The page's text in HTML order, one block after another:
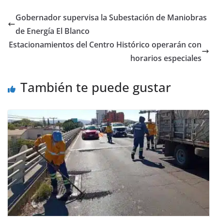
e
b
o
er l s
p
y
n
gr
m
e
Gobernador supervisa la Subestación de Maniobras
de Energía El Blanco
Estacionamientos del Centro Histórico operarán con
horarios especiales
También te puede gustar